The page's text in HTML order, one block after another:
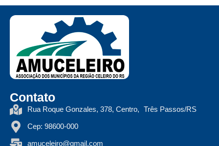
Contato
Rua Roque Gonzales, 378, Centro, Três Passos/RS
Cep: 98600-000
amuceleiro@gmail.com